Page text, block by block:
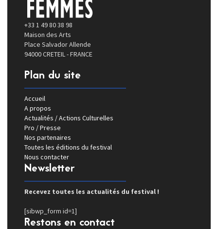
+33 1 49 80 38 98
Maison des Arts
Place Salvador Allende
94000 CRETEIL - FRANCE
Plan du site
Accueil
A propos
Actualités / Actions Culturelles
Pro / Presse
Nos partenaires
Toutes les éditions du festival
Nous contacter
Newsletter
Recevez toutes les actualités du festival !
[sibwp_form id=1]
Restons en contact